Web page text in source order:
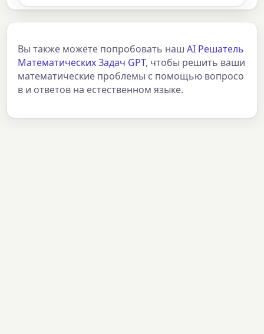
Вы также можете попробовать нашAI Решатель
Математических Задач GPT, чтобы решить ваши
математические проблемы с помощью вопросо
в и ответов на естественном языке.